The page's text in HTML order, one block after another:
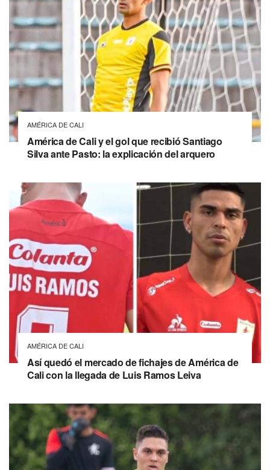
AMÉRICA DE CALI
América de Cali y el gol que recibió Santiago
Silva ante Pasto: la explicación del arquero
AMÉRICA DE CALI
Así quedó el mercado de fichajes de América de
Cali con la llegada de Luis Ramos Leiva